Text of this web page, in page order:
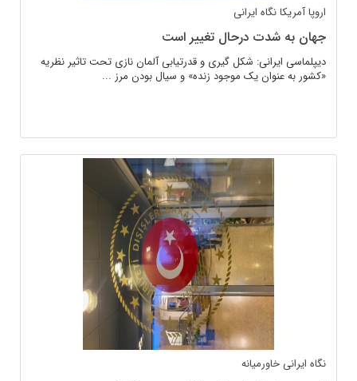
اروپاآمریکانگاه ایرانی
جهان به شدت درحال تغییر است
دیپلماسی ایرانی: شکل گیری و قدرتیابی آلمان نازی تحت تاثیر نظریه
«کشور به عنوان یک موجود زنده» و سیال بودن مرز ...
نگاه ایرانی خاورمیانه